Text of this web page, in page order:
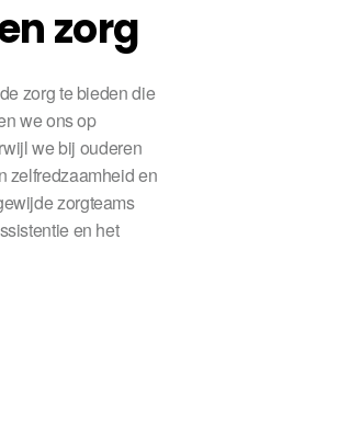
zorg
zorg te bieden die
we ons op
we bij ouderen
zelfredzaamheid en
zorgteams
en het